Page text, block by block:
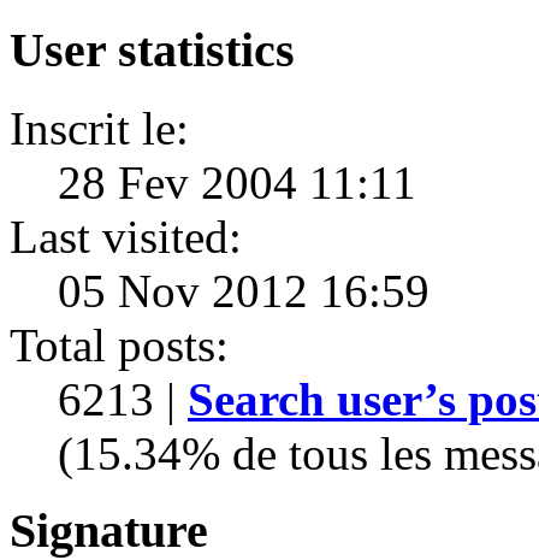
User statistics
Inscrit le:
28 Fev 2004 11:11
Last visited:
05 Nov 2012 16:59
Total posts:
6213 | Search user’s
(15.34% de tous les
Signature